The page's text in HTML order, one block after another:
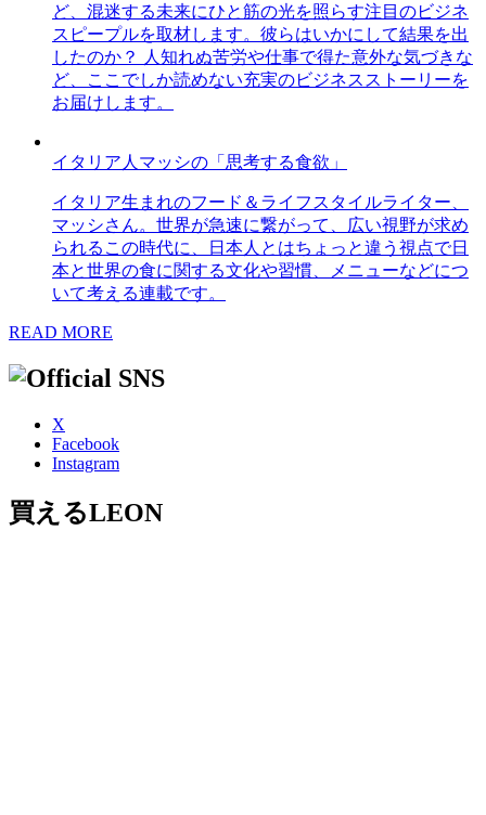
ど、混迷する未来にひと筋の光を照らす注目のビジネ
スピープルを取材します。彼らはいかにして結果を出
したのか？ 人知れぬ苦労や仕事で得た意外な気づきな
ど、ここでしか読めない充実のビジネスストーリーを
お届けします。
イタリア人マッシの「思考する食欲」
イタリア生まれのフード＆ライフスタイルライター、
マッシさん。世界が急速に繋がって、広い視野が求め
られるこの時代に、日本人とはちょっと違う視点で日
本と世界の食に関する文化や習慣、メニューなどにつ
いて考える連載です。
READ MORE
X
Facebook
Instagram
買えるLEON